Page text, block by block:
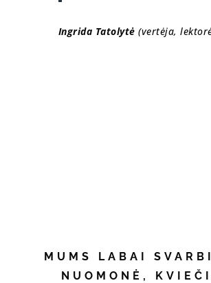
Ingrida Tatolytė (vertėja,
MUMS LABAI
NUOMONĖ,